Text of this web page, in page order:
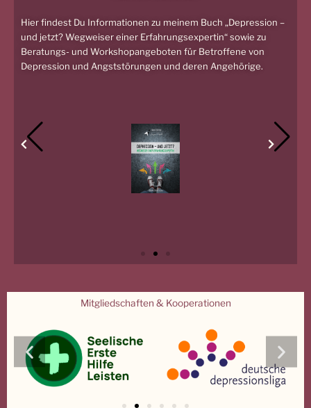
Hier findest Du Informationen zu meinem Buch „Depression –
und jetzt? Wegweiser einer Erfahrungsexpertin“ sowie zu
Beratungs- und Workshopangeboten für Betroffene von
Depression und Angststörungen und deren Angehörige.
Mitgliedschaften & Kooperationen